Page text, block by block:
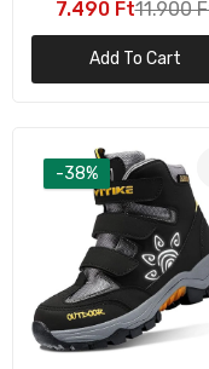
és
7.490 Ft
Meleg,
7.490 Ft
7.490 Ft11.900
Add To Cart
-38%